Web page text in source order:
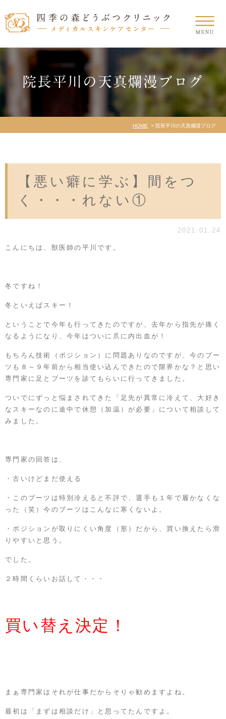
院長平川の天真爛漫ブログ
HOME 院長平川の天真爛漫ブログ
【悪い癖に学ぶ】間をつ
く・・・れない①
2021.01.24
こんにちは、獣医師の平川です。
冬ですね！
冬といえばスキー！
ということで今年も行ってきたのですが、去年から指先が痛く
なるようになり、今年はついに爪に内出血が！
もちろん技術（ポジション）に問題ありなのですが、今のブー
ツも８～９年前から相当使い込んできたので限界かな？と思い
専門家に足とブーツを診てもらいに行ってきました。
ついでにずっと悩まされてきた「足先が異常に冷えて、大好き
なスキーなのに途中で休憩（加温）が必要」について相談して
みました。
専門家の回答は、
・古いけどまだ使える
・このブーツは特別冷えると不評で、選手も１年で履かなくな
った（笑）今のブーツはこんなに寒くないよ。
・ポジションが取りにくい角度（形）だから、買い換えたら滑
りやすいと思う。
でした。
２時間くらいお話して・・・
買い替え決定！
まぁ専門家はそれが仕事だからそりゃ勧めますよね。
最初は「まずは相談だけ」と思ってたんですよ。